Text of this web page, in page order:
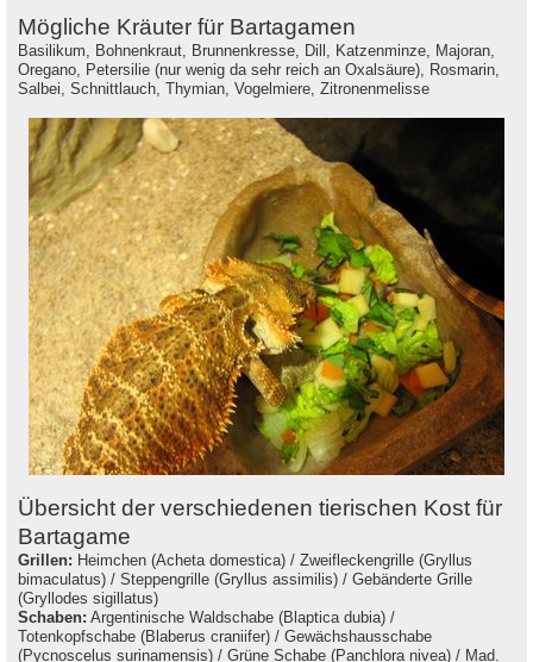
Mögliche Kräuter für Bartagamen
Basilikum, Bohnenkraut, Brunnenkresse, Dill, Katzenminze, Majoran,
Oregano, Petersilie (nur wenig da sehr reich an Oxalsäure), Rosmarin,
Salbei, Schnittlauch, Thymian, Vogelmiere, Zitronenmelisse
Übersicht der verschiedenen tierischen Kost für
Bartagame
Grillen: Heimchen (Acheta domestica) / Zweifleckengrille (Gryllus
bimaculatus) / Steppengrille (Gryllus assimilis) / Gebänderte Grille
(Gryllodes sigillatus)
Schaben: Argentinische Waldschabe (Blaptica dubia) /
Totenkopfschabe (Blaberus craniifer) / Gewächshausschabe
(Pycnoscelus surinamensis) / Grüne Schabe (Panchlora nivea) / Mad.